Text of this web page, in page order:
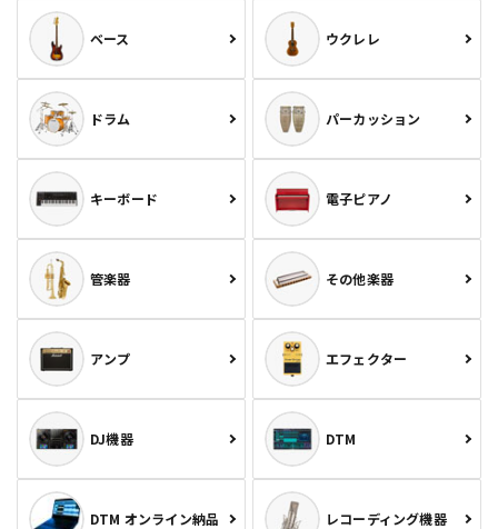
ベース ウクレレ
ドラム パーカッション
キーボード 電子ピアノ
管楽器 その他楽器
アンプ エフェクター
DJ機器 DTM
DTM オンライン納品 レコーディング機器